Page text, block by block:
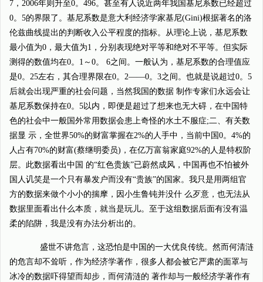
7，2006年则升至0。496。甚至有人说近两年我国基尼系数已经超过
0。5的界限了。基尼系数是意大利经济学家基尼(Gini)根据著名的洛
伦兹曲线提出的判断收入公平程度的指标。从理论上说，基尼系数
最小值为0，最大值为1，分别表现绝对平等和绝对不平等。但实际
测得的数值均在0。1～0。 6之间。一般认为，基尼系数的合理值应
是0。25左右，其合理界限在0。2——0。3之间。也就是说超过0。5
后就会出现严重的社会问题，当然我国的数据 制作专家们永远会让
基尼系数保持在0。5以内，即便是超过了想来也无大碍，在中国特
色的社会中一般国外常用数据会患上奇怪的水土不服症;二、有关数
据显 示，全世界50%的财富掌握在2%的人手中，当前中国0。4%的
人占有70%的财富(蔡继明委员)，在亿万富翁家庭92%的人是特权阶
层。此数据看出中国 的“红色贵族”已蔚然成风，中国再也不怕被外
国人讥笑是一个只有暴发户而没有“贵族”的国家。我只是用两组官
方的数据来做个小小的揣摩，因小生鲁钝并没什 么歹意，也无法从
数据里面看出什么本质，就当是玩儿。至于这组数据后面有没有温
柔的陷阱，我是没有办法分析出的。
盛世不讲危言，这恐怕是中国的一大优良传统。然而何清涟
的危言却不耸听，作为经济学著作，很多人都会被它严肃的面罩与
冰冷的数据吓得望而却步，而何清涟的 著作却与一般经济学著作有